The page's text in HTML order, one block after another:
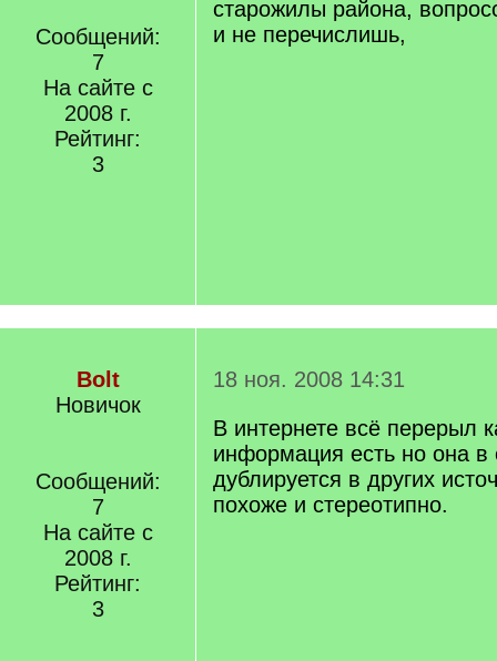
Сообщений:
7
На сайте с
2008 г.
Рейтинг:
3
старожилы района,
и не перечислишь,
Bolt
Новичок
Сообщений:
7
На сайте с
2008 г.
Рейтинг:
3
18 ноя. 2008 14:31
В интернете всё перерыл
информация есть но она в
дублируется в других
похоже и стереотипно.